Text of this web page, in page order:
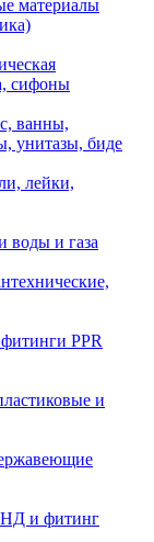
материалы
сифоны
ванны,
унитазы, биде
лейки,
воды и газа
PPR
и
и фитинг